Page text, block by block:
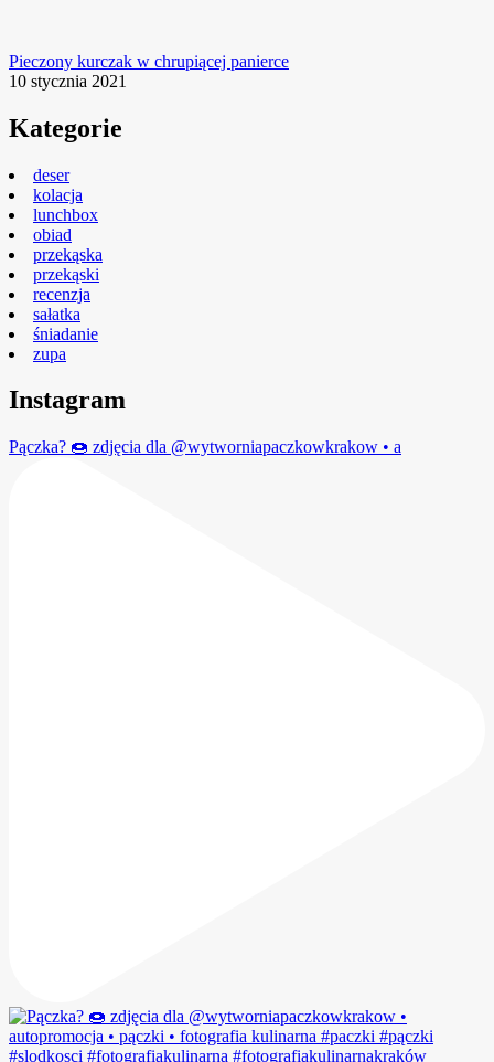
Pieczony kurczak w chrupiącej panierce
10 stycznia 2021
Kategorie
deser
kolacja
lunchbox
obiad
przekąska
przekąski
recenzja
sałatka
śniadanie
zupa
Instagram
Pączka? 🍩 zdjęcia dla @wytworniapaczkowkrakow • a